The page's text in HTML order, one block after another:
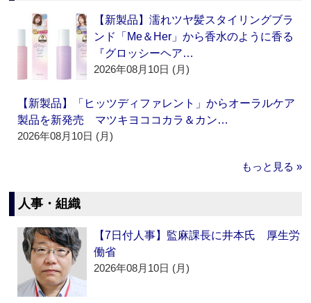
【新製品】濡れツヤ髪スタイリングブラ
ンド「Me＆Her」から香水のように香る
『グロッシーヘア…
2026年08月10日 (月)
【新製品】「ヒッツディファレント」からオーラルケア
製品を新発売 マツキヨココカラ＆カン…
2026年08月10日 (月)
もっと見る »
人事・組織
【7日付人事】監麻課長に井本氏 厚生労
働省
2026年08月10日 (月)